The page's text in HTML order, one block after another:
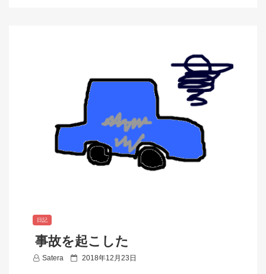
日記
事故を起こした
Satera
P 2018年12月23日